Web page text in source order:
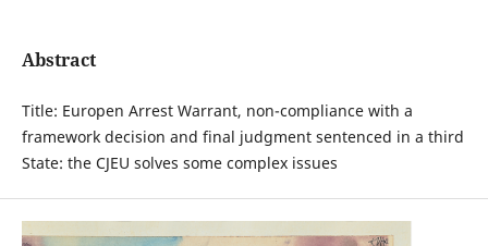
Abstract
Title: Europen Arrest Warrant, non-compliance with a
framework decision and final judgment sentenced in a third
State: the CJEU solves some complex issues